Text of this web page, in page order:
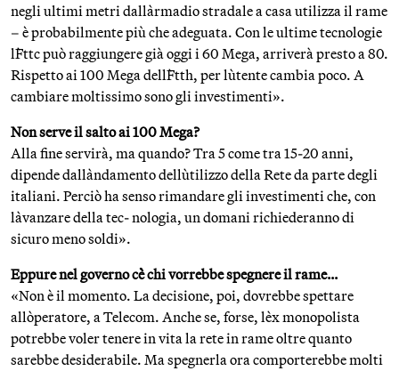
negli ultimi metri dall`armadio stradale a casa utilizza il rame
– è probabilmente più che adeguata. Con le ultime tecnologie
l`Fttc può raggiungere già oggi i 60 Mega, arriverà presto a 80.
Rispetto ai 100 Mega dell`Ftth, per l`utente cambia poco. A
cambiare moltissimo sono gli investimenti».
Non serve il salto ai 100 Mega?
Alla fine servirà, ma quando? Tra 5 come tra 15-20 anni,
dipende dall`andamento dell`utilizzo della Rete da parte degli
italiani. Perciò ha senso rimandare gli investimenti che, con
l`avanzare della tec- nologia, un domani richiederanno di
sicuro meno soldi».
Eppure nel governo c`è chi vorrebbe spegnere il rame…
«Non è il momento. La decisione, poi, dovrebbe spettare
all`operatore, a Telecom. Anche se, forse, l`ex monopolista
potrebbe voler tenere in vita la rete in rame oltre quanto
sarebbe desiderabile. Ma spegnerla ora comporterebbe molti